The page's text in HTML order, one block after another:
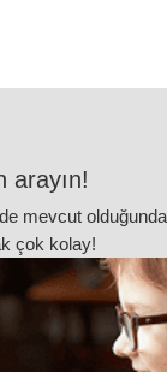
arayın!
mevcut
çok kolay!